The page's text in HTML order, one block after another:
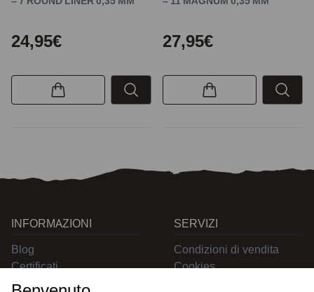
24,95€ 27,95€
INFORMAZIONI
Blog
Certificati
Contatti
SERVIZI
Condizioni di vendita
Cookies